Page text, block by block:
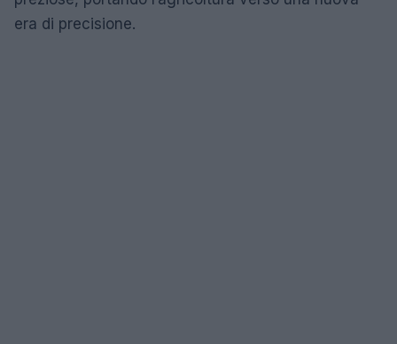
era di precisione.